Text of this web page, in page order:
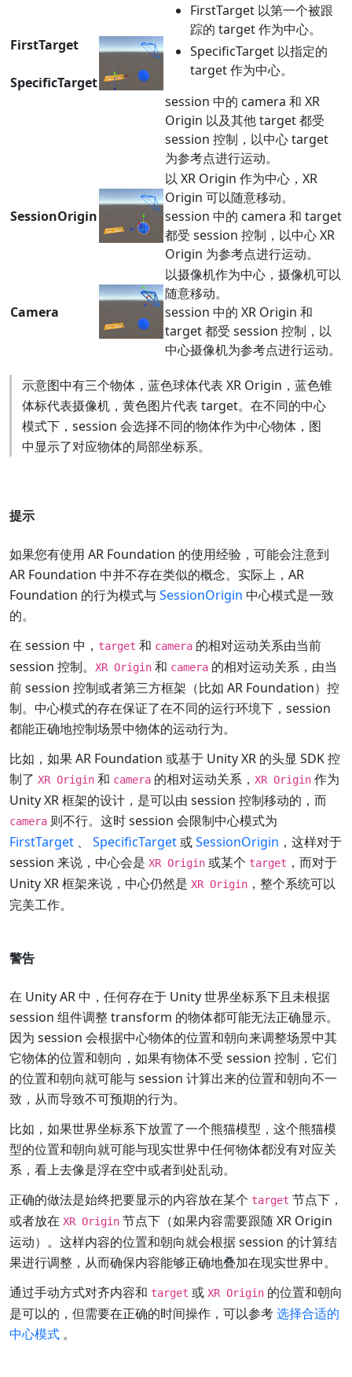
FirstTarget
SpecificTarget
FirstTarget 以第一个被跟
踪的 target 作为中心。
SpecificTarget 以指定的
target 作为中心。
session 中的 camera 和 XR
Origin 以及其他 target 都受
session 控制，以中心 target
为参考点进行运动。
SessionOrigin
以 XR Origin 作为中心，XR
Origin 可以随意移动。
session 中的 camera 和 target
都受 session 控制，以中心 XR
Origin 为参考点进行运动。
Camera
以摄像机作为中心，摄像机可以
随意移动。
session 中的 XR Origin 和
target 都受 session 控制，以
中心摄像机为参考点进行运动。
示意图中有三个物体，蓝色球体代表 XR Origin，蓝色锥
体标代表摄像机，黄色图片代表 target。在不同的中心
模式下，session 会选择不同的物体作为中心物体，图
中显示了对应物体的局部坐标系。
提示
如果您有使用 AR Foundation 的使用经验，可能会注意到
AR Foundation 中并不存在类似的概念。实际上，AR
Foundation 的行为模式与SessionOrigin 中心模式是一致
的。
在 session 中， target 和 camera 的相对运动关系由当前
session 控制。
XR Origin 和 camera 的相对运动关系，由当
前 session 控制或者第三方框架（比如 AR Foundation）控
制。中心模式的存在保证了在不同的运行环境下，session
都能正确地控制场景中物体的运动行为。
比如，如果 AR Foundation 或基于 Unity XR 的头显 SDK 控
制了 XR Origin 和 camera 的相对运动关系， XR Origin 作为
Unity XR 框架的设计，是可以由 session 控制移动的，而
camera 则不行。这时 session 会限制中心模式为
FirstTarget 、 SpecificTarget或SessionOrigin ，这样对于
session 来说，中心会是 XR Origin 或某个 target ，而对于
Unity XR 框架来说，中心仍然是 XR Origin ，整个系统可以
完美工作。
警告
在 Unity AR 中，任何存在于 Unity 世界坐标系下且未根据
session 组件调整 transform 的物体都可能无法正确显示。
因为 session 会根据中心物体的位置和朝向来调整场景中其
它物体的位置和朝向，如果有物体不受 session 控制，它们
的位置和朝向就可能与 session 计算出来的位置和朝向不一
致，从而导致不可预期的行为。
比如，如果世界坐标系下放置了一个熊猫模型，这个熊猫模
型的位置和朝向就可能与现实世界中任何物体都没有对应关
系，看上去像是浮在空中或者到处乱动。
正确的做法是始终把要显示的内容放在某个 target 节点下，
或者放在 XR Origin 节点下（如果内容需要跟随 XR Origin
运动）。这样内容的位置和朝向就会根据 session 的计算结
果进行调整，从而确保内容能够正确地叠加在现实世界中。
通过手动方式对齐内容和 target 或 XR Origin 的位置和朝向
是可以的，但需要在正确的时间操作，可以参考选择合适的
中心模式 。